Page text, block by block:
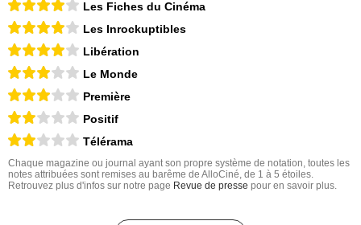
Les Fiches du Cinéma
Les Inrockuptibles
Libération
Le Monde
Première
Positif
Télérama
Chaque magazine ou journal ayant son propre système de notation, toutes les
notes attribuées sont remises au barême de AlloCiné, de 1 à 5 étoiles.
Retrouvez plus d'infos sur notre page Revue de presse pour en savoir plus.